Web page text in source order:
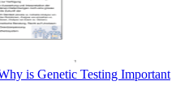
is Genetic Testing Important